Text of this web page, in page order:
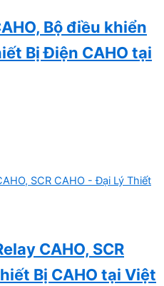
Bộ điều khiển
Bị Điện CAHO tại
CAHO, SCR
Bị CAHO tại Việt